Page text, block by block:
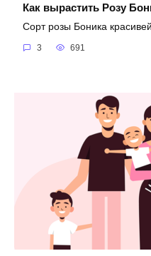
Как вырастить Розу
Сорт розы Боника
3 691